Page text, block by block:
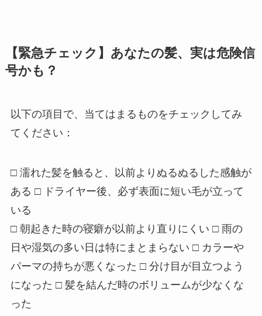
【緊急チェック】あなたの髪、実は危険信
号かも？
以下の項目で、当てはまるものをチェックしてみ
てください：
□濡れた髪を触ると、以前よりぬるぬるした感触が
ある □ドライヤー後、必ず表面に短い毛が立って
いる
□朝起きた時の寝癖が以前より直りにくい □雨の
日や湿気の多い日は特にまとまらない □カラーや
パーマの持ちが悪くなった □分け目が目立つよう
になった □髪を結んだ時のボリュームが少なくな
った